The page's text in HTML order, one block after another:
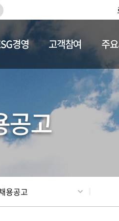
채용정보
경영 고객참여 주
공고
용공고